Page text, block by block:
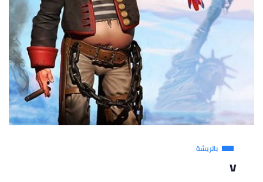
بالريشة
v